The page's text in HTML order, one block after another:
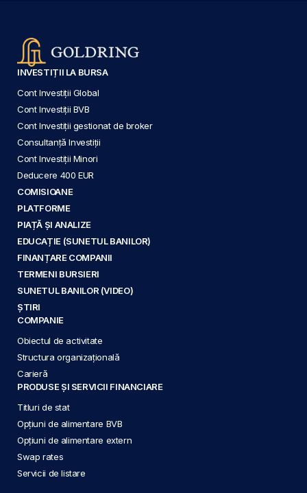
INVESTIȚII LA BURSA
Cont Investiții Global
Cont Investiții BVB
Cont Investiții gestionat de broker
Consultanță Investiții
Cont Investiții Minori
Deducere 400 EUR
COMISIOANE
PLATFORME
PIAȚĂ ȘI ANALIZE
EDUCAȚIE (SUNETUL BANILOR)
FINANȚARE COMPANII
TERMENI BURSIERI
SUNETUL BANILOR (VIDEO)
ȘTIRI
COMPANIE
Obiectul de activitate
Structura organizațională
Carieră
PRODUSE ȘI SERVICII FINANCIARE
Titluri de stat
Opțiuni de alimentare BVB
Opțiuni de alimentare extern
Swap rates
Servicii de listare